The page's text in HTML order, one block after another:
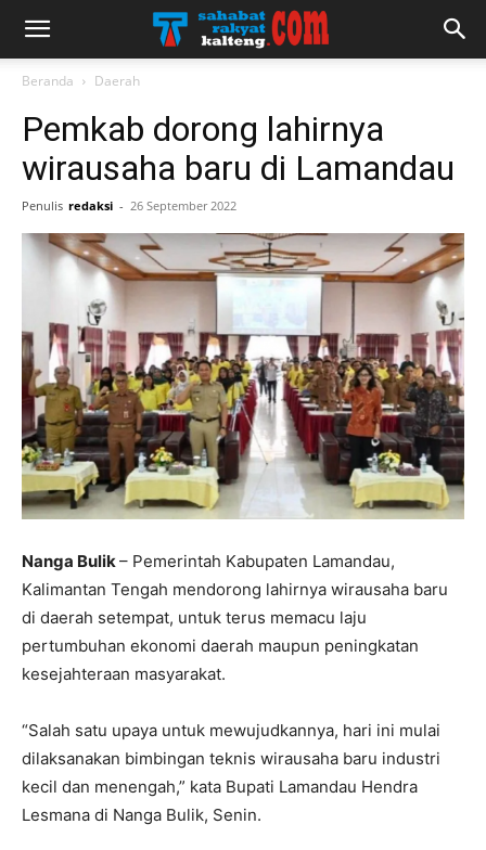
Beranda Daerah
Pemkab dorong lahirnya
wirausaha baru di Lamandau
Penulis redaksi - 26 September 2022
Nanga Bulik– Pemerintah Kabupaten Lamandau,
Kalimantan Tengah mendorong lahirnya wirausaha baru
di daerah setempat, untuk terus memacu laju
pertumbuhan ekonomi daerah maupun peningkatan
kesejahteraan masyarakat.
“Salah satu upaya untuk mewujudkannya, hari ini mulai
dilaksanakan bimbingan teknis wirausaha baru industri
kecil dan menengah,” kata Bupati Lamandau Hendra
Lesmana di Nanga Bulik, Senin.